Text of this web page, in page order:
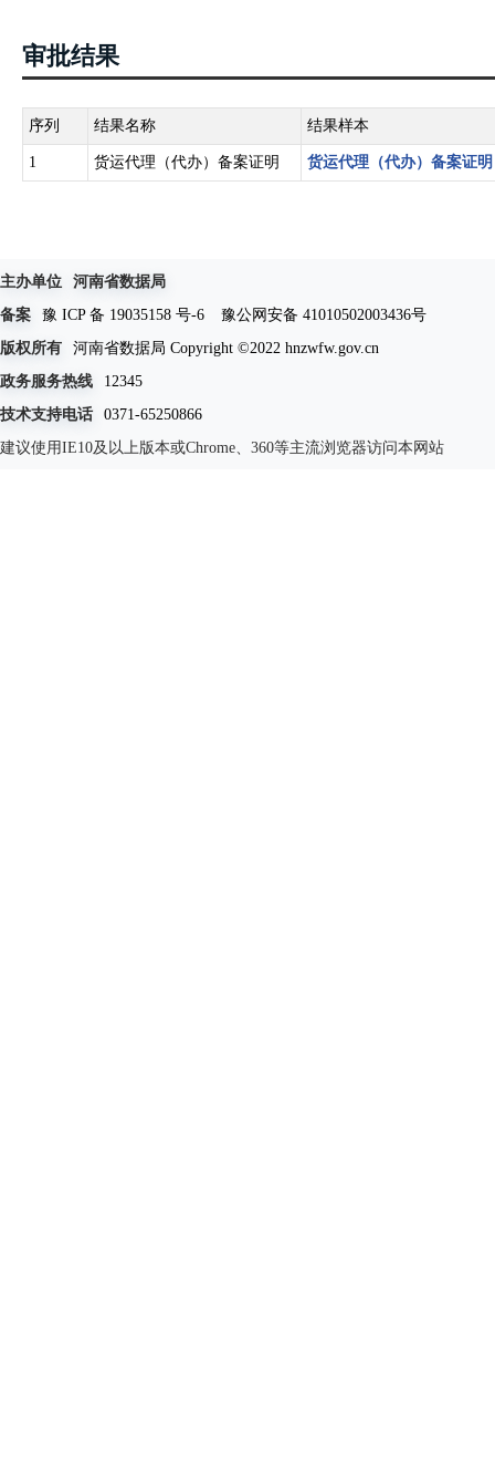
审批结果
序列 结果名称 结果样本
1 货运代理（代办）备案证明 货运代理（代办）备案证明
主办单位
河南省数据局
备案
豫 ICP 备 19035158 号-6
豫公网安备 41010502003436号
版权所有
河南省数据局 Copyright ©2022 hnzwfw.gov.cn
政务服务热线
12345
技术支持电话
0371-65250866
建议使用IE10及以上版本或Chrome、360等主流浏览器访问本网站